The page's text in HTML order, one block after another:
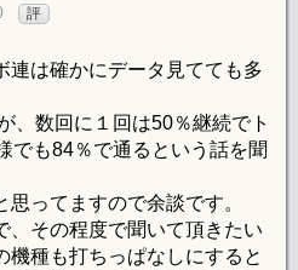
評
連は確かにデータ見てても多
、数回に１回は50％継続でト
でも84％で通るという話を聞
ってますので余談です。
、その程度で聞いて頂きたい
機種も打ちっぱなしにすると